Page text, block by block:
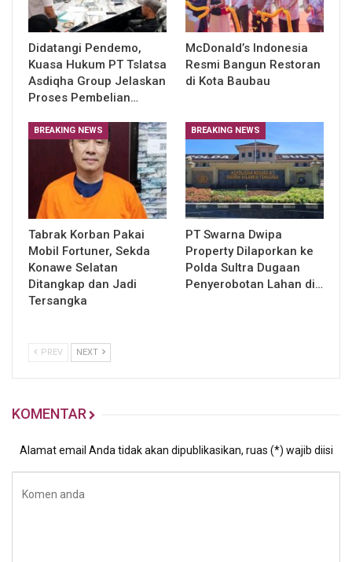
Didatangi Pendemo,
Kuasa Hukum PT Tslatsa
Asdiqha Group Jelaskan
Proses Pembelian…
McDonald’s Indonesia
Resmi Bangun Restoran
di Kota Baubau
BREAKING NEWS
Tabrak Korban Pakai
Mobil Fortuner, Sekda
Konawe Selatan
Ditangkap dan Jadi
Tersangka
BREAKING NEWS
PT Swarna Dwipa
Property Dilaporkan ke
Polda Sultra Dugaan
Penyerobotan Lahan di…
PREV NEXT
KOMENTAR
Alamat email Anda tidak akan dipublikasikan, ruas (*) wajib diisi